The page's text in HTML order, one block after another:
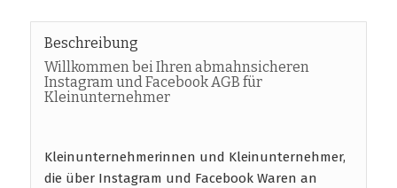
Beschreibung
Willkommen bei Ihren abmahnsicheren
Instagram und Facebook AGB für
Kleinunternehmer
Kleinunternehmerinnen und Kleinunternehmer,
die über Instagram und Facebook Waren an